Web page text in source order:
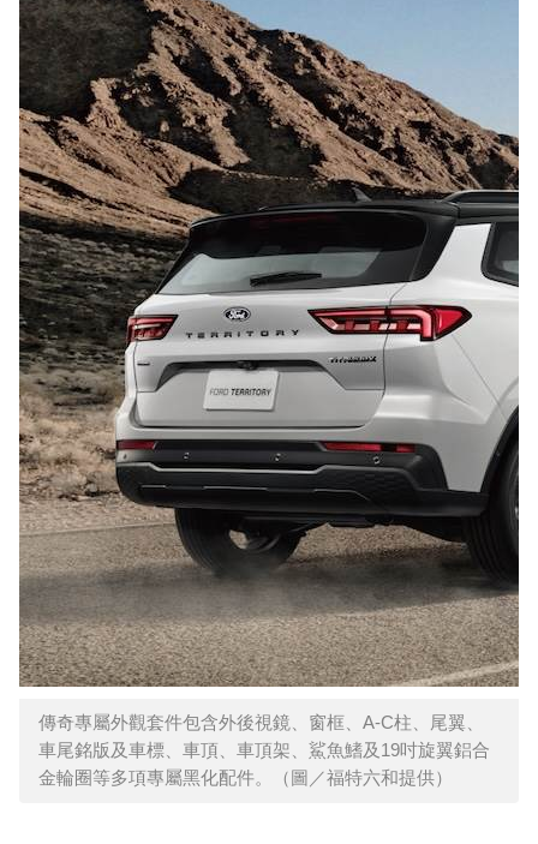
傳奇專屬外觀套件包含外後視鏡、窗框、A-C柱、尾翼、
車尾銘版及車標、車頂、車頂架、鯊魚鰭及19吋旋翼鋁合
金輪圈等多項專屬黑化配件。（圖／福特六和提供）